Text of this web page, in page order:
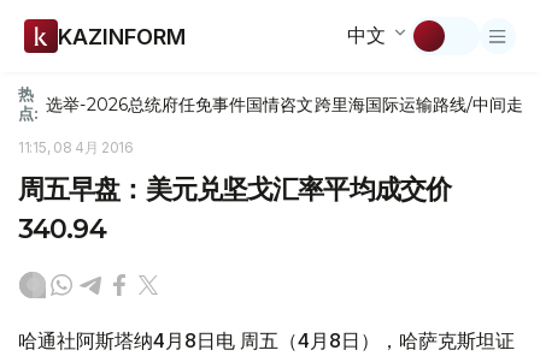
KAZINFORM 中文
热
点: 选举-2026总统府任免事件国情咨文跨里海国际运输路线/中间走廊
11:15, 08 4月 2016
周五早盘：美元兑坚戈汇率平均成交价
340.94
哈通社阿斯塔纳4月8日电 周五（4月8日），哈萨克斯坦证